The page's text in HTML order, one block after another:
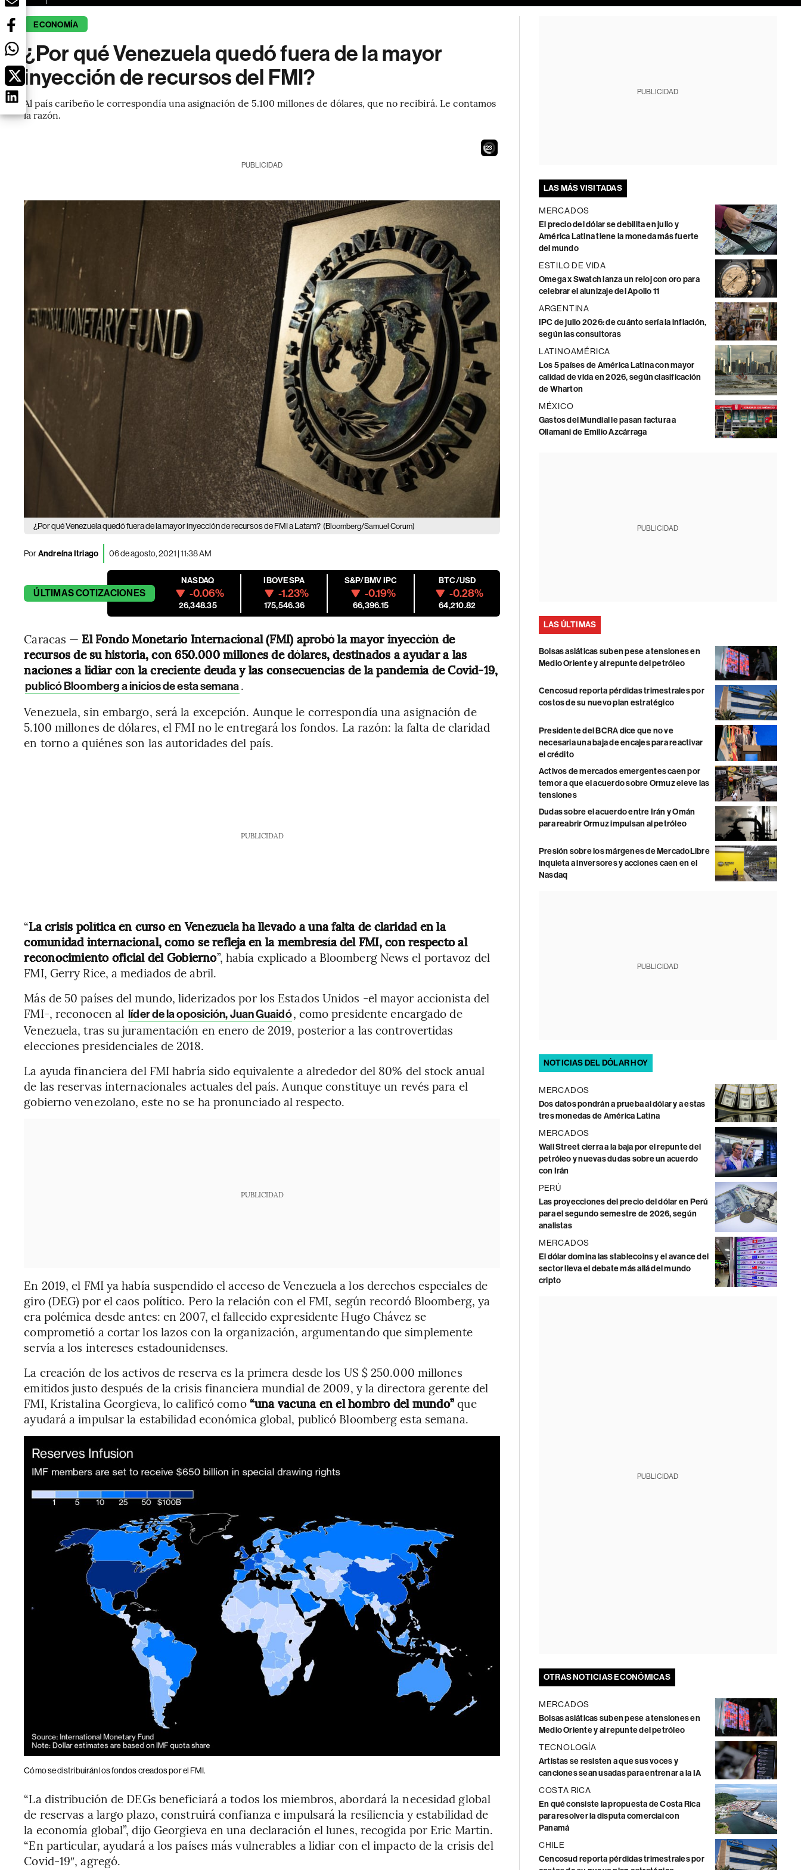
ECONOMÍA
¿Por qué Venezuela quedó fuera de la mayor
inyección de recursos del FMI?
Al país caribeño le correspondía una asignación de 5.100 millones de dólares, que no recibirá. Le contamos
la razón.
21
PUBLICIDAD
¿Por qué Venezuela quedó fuera de la mayor inyección de recursos de FMI a Latam? (Bloomberg/Samuel Corum)
PorAndreína Itriago 06 de agosto, 2021 | 11:38 AM
ÚLTIMASCOTIZACIONES
NASDAQ
-0.06%
26,348.35
IBOVESPA
-1.23%
175,546.36
S&P/BMV IPC
-0.19%
66,396.15
BTC/USD
-0.28%
64,210.82
Caracas — El Fondo Monetario Internacional (FMI) aprobó la mayor inyección de
recursos de su historia, con 650.000 millones de dólares, destinados a ayudar a las
naciones a lidiar con la creciente deuda y las consecuencias de la pandemia de Covid-19,
publicó Bloomberg a inicios de esta semana.
Venezuela, sin embargo, será la excepción. Aunque le correspondía una asignación de
5.100 millones de dólares, el FMI no le entregará los fondos. La razón: la falta de claridad
en torno a quiénes son las autoridades del país.
PUBLICIDAD
“La crisis política en curso en Venezuela ha llevado a una falta de claridad en la
comunidad internacional, como se refleja en la membresía del FMI, con respecto al
reconocimiento oficial del Gobierno”, había explicado a Bloomberg News el portavoz del
FMI, Gerry Rice, a mediados de abril.
Más de 50 países del mundo, liderizados por los Estados Unidos -el mayor accionista del
FMI-, reconocen al líder de la oposición, Juan Guaidó, como presidente encargado de
Venezuela, tras su juramentación en enero de 2019, posterior a las controvertidas
elecciones presidenciales de 2018.
La ayuda financiera del FMI habría sido equivalente a alrededor del 80% del stock anual
de las reservas internacionales actuales del país. Aunque constituye un revés para el
gobierno venezolano, este no se ha pronunciado al respecto.
PUBLICIDAD
En 2019, el FMI ya había suspendido el acceso de Venezuela a los derechos especiales de
giro (DEG) por el caos político. Pero la relación con el FMI, según recordó Bloomberg, ya
era polémica desde antes: en 2007, el fallecido expresidente Hugo Chávez se
comprometió a cortar los lazos con la organización, argumentando que simplemente
servía a los intereses estadounidenses.
La creación de los activos de reserva es la primera desde los US $ 250.000 millones
emitidos justo después de la crisis financiera mundial de 2009, y la directora gerente del
FMI, Kristalina Georgieva, lo calificó como“una vacuna en el hombro del mundo”que
ayudará a impulsar la estabilidad económica global, publicó Bloomberg esta semana.
Cómo se distribuirán los fondos creados por el FMI.
“La distribución de DEGs beneficiará a todos los miembros, abordará la necesidad global
de reservas a largo plazo, construirá confianza e impulsará la resiliencia y estabilidad de
la economía global”, dijo Georgieva en una declaración el lunes, recogida por Eric Martin.
“En particular, ayudará a los países más vulnerables a lidiar con el impacto de la crisis del
Covid-19″, agregó.
PUBLICIDAD
LAS MÁS VISITADAS
MERCADOS
El precio del dólar se debilita en julio y
América Latina tiene la moneda más fuerte
del mundo
ESTILO DE VIDA
Omega x Swatch lanza un reloj con oro para
celebrar el alunizaje del Apollo 11
ARGENTINA
IPC de julio 2026: de cuánto sería la inflación,
según las consultoras
LATINOAMÉRICA
Los 5 países de América Latina con mayor
calidad de vida en 2026, según clasificación
de Wharton
MÉXICO
Gastos del Mundial le pasan factura a
Ollamani de Emilio Azcárraga
PUBLICIDAD
LAS ÚLTIMAS
Bolsas asiáticas suben pese a tensiones en
Medio Oriente y al repunte del petróleo
Cencosud reporta pérdidas trimestrales por
costos de su nuevo plan estratégico
Presidente del BCRA dice que no ve
necesaria una baja de encajes para reactivar
el crédito
Activos de mercados emergentes caen por
temor a que el acuerdo sobre Ormuz eleve las
tensiones
Dudas sobre el acuerdo entre Irán y Omán
para reabrir Ormuz impulsan al petróleo
Presión sobre los márgenes de MercadoLibre
inquieta a inversores y acciones caen en el
Nasdaq
PUBLICIDAD
NOTICIAS DEL DÓLAR HOY
MERCADOS
Dos datos pondrán a prueba al dólar y a estas
tres monedas de América Latina
MERCADOS
Wall Street cierra a la baja por el repunte del
petróleo y nuevas dudas sobre un acuerdo
con Irán
PERÚ
Las proyecciones del precio del dólar en Perú
para el segundo semestre de 2026, según
analistas
MERCADOS
El dólar domina las stablecoins y el avance del
sector lleva el debate más allá del mundo
cripto
PUBLICIDAD
OTRAS NOTICIAS ECONÓMICAS
MERCADOS
Bolsas asiáticas suben pese a tensiones en
Medio Oriente y al repunte del petróleo
TECNOLOGÍA
Artistas se resisten a que sus voces y
canciones sean usadas para entrenar a la IA
COSTA RICA
En qué consiste la propuesta de Costa Rica
para resolver la disputa comercial con
Panamá
CHILE
Cencosud reporta pérdidas trimestrales por